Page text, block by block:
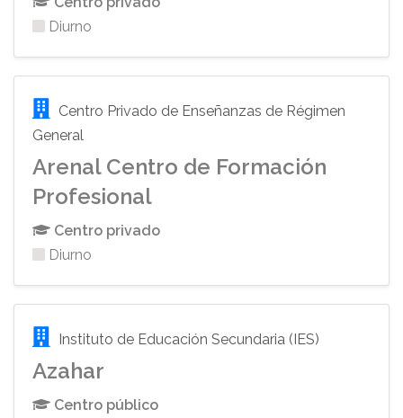
Diurno
Centro Privado de Enseñanzas de Régimen
General
Arenal Centro de Formación
Profesional
Centro privado
Diurno
Instituto de Educación Secundaria (IES)
Azahar
Centro público